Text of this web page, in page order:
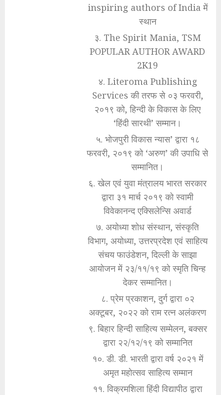
inspiring authors of India में
स्थान
३. The Spirit Mania, TSM
POPULAR AUTHOR AWARD
2K19
४. Literoma Publishing
Services की तरफ से ०३ फरवरी,
२०१९ को, हिन्दी के विकास के लिए
‘हिंदी सारथी’ सम्मान।
५. भोजपुरी विकास न्यास’ द्वारा १८
फरवरी, २०१९ को ‘अरुण’ की उपाधि से
सम्मानित।
६. खेल एवं युवा मंत्रालय भारत सरकार
द्वारा ३१ मार्च २०१९ को स्वामी
विवेकानन्द एक्सिलेन्सि अवार्ड
७. अयोध्या शोध संस्थान, संस्कृति
विभाग, अयोध्या, उत्तरप्रदेश एवं साहित्य
संचय फाउंडेशन, दिल्ली के साझा
आयोजन में २३/११/१९ को स्मृति चिन्ह
देकर सम्मानित।
८. प्रेम प्रकाशन, दुर्ग द्वारा ०२
अक्टूबर, २०२२ को राम रत्न अलंकरण
९. बिहार हिन्दी साहित्य सम्मेलन, बक्सर
द्वारा २२/१२/१९ को सम्मानित
१०. डी. डी. भारती द्वारा वर्ष २०२१ में
अमृत महोत्सव साहित्य सम्मान
११. विक्रमशिला हिंदी विद्यापीठ द्वारा